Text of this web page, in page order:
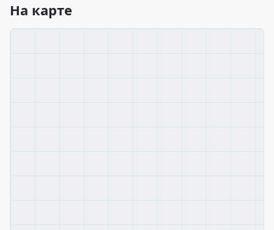
На карте